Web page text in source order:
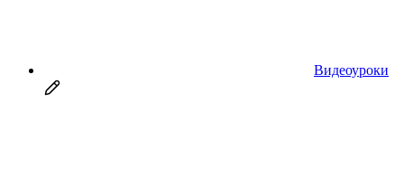
Видеоуроки